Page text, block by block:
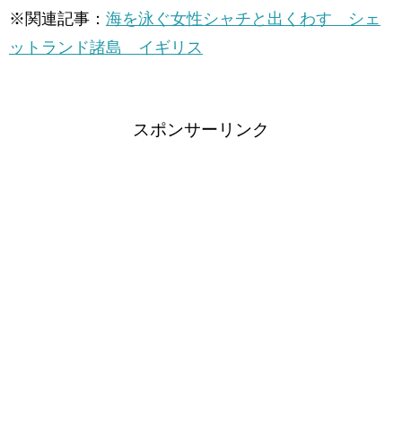
※関連記事： 海を泳ぐ女性シャチと出くわす シェ
ットランド諸島 イギリス
スポンサーリンク